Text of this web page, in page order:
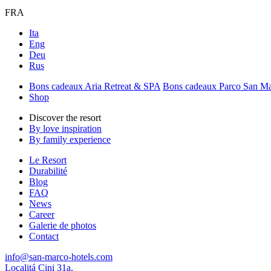
FRA
Ita
Eng
Deu
Rus
Bons cadeaux Aria Retreat & SPA Bons cadeaux Parco San
Shop
Discover the resort
By love inspiration
By family experience
Le Resort
Durabilité
Blog
FAQ
News
Career
Galerie de photos
Contact
info@san-marco-hotels.com
Localitá Cini 31a,